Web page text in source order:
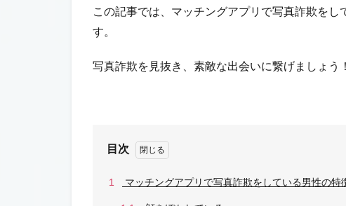
この記事では、マッチングアプリで写真詐欺を
す。
写真詐欺を見抜き、素敵な出会いに繋げましょう！
目次
1 マッチングアプリで写真詐欺をしている男性の特